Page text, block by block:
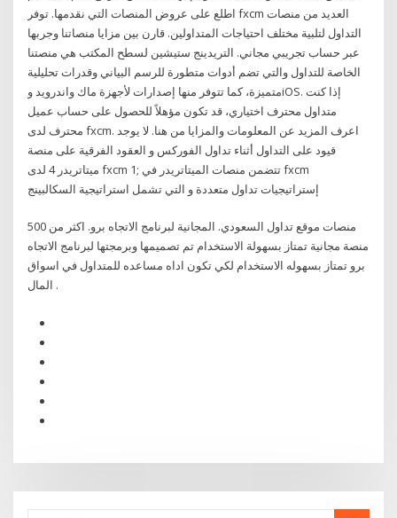
اطلع على عروض المنصات التي نقدمها. توفر fxcm العديد من منصات
التداول لتلبية مختلف احتياجات المتداولين. قارن بين مزايا منصاتنا وجربها
عبر حساب تجريبي مجاني. التريدينج ستيشين لسطح المكتب هي منصتنا
الخاصة للتداول والتي تضم أدوات متطورة للرسم البياني وقدرات تحليلية
متميزة، كما تتوفر منها إصدارات لأجهزة ماك واندرويد وiOS. إذا كنت
متداول محترف اختياري، قد تكون مؤهلاً للحصول على حساب عميل
محترف لدى fxcm. اعرف المزيد عن المعلومات والمزايا من هنا. لا يوجد
قيود على التداول أثناء تداول الفوركس و العقود الفرقية على منصة
ميتاتريدر 4 لدى fxcm 1; تتضمن منصات الميتاتريدر في fxcm
إستراتيجيات تداول متعددة و التي تشمل استراتيجية السكالبينج
منصات موقع تداول السعودي. المجانية لبرنامج الاتجاه برو. اكثر من 500
منصة مجانية تمتاز بسهولة الاستخدام تم تصميمها وبرمجتها لبرنامج الاتجاه
برو تمتاز بسهوله الاستخدام لكي تكون اداه مساعده للمتداول في اسواق
المال .